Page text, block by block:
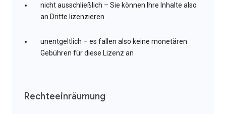
nicht ausschließlich – Sie können Ihre Inhalte also
an Dritte lizenzieren
unentgeltlich – es fallen also keine monetären
Gebühren für diese Lizenz an
Rechteeinräumung